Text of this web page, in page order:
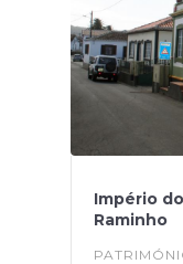
Império
Raminho